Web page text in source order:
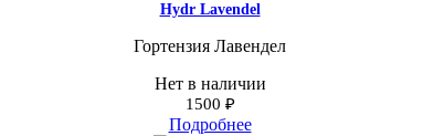
Hydr Lavendel
Гортензия Лавендел
Нет в наличии
1500 ₽
Подробнее